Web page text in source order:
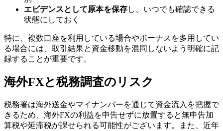
エビデンスとして原本を保存し、いつでも確認できる
状態にしておく
特に、複数口座を利用している場合やボーナスを多用してい
る場合には、取引結果と資金移動を混同しないよう明確に記
録することが重要です。
海外FXと税務調査のリスク
税務署は海外送金やマイナンバーを通じて資金流入を把握で
きるため、海外FXの利益を申告せずに放置すると無申告加
算税や延滞税が課せられる可能性がございます。また、近年